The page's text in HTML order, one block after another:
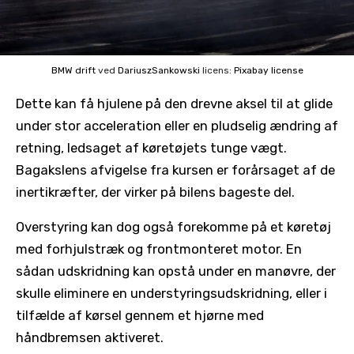
BMW drift ved DariuszSankowski licens: Pixabay license
Dette kan få hjulene på den drevne aksel til at glide
under stor acceleration eller en pludselig ændring af
retning, ledsaget af køretøjets tunge vægt.
Bagakslens afvigelse fra kursen er forårsaget af de
inertikræfter, der virker på bilens bageste del.
Overstyring kan dog også forekomme på et køretøj
med forhjulstræk og frontmonteret motor. En
sådan udskridning kan opstå under en manøvre, der
skulle eliminere en understyringsudskridning, eller i
tilfælde af kørsel gennem et hjørne med
håndbremsen aktiveret.